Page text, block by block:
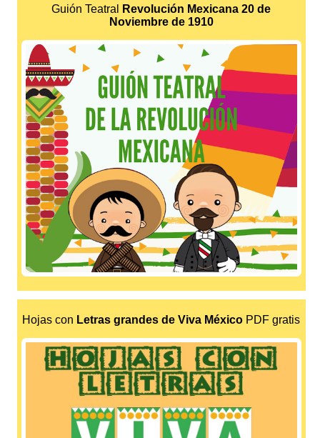
Guión Teatral
Revolución Mexicana 20 de
Noviembre de 1910
Hojas con Letras grandes de Viva México PDF gratis